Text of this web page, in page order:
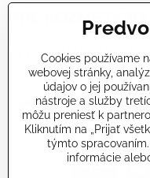
PRE KOZMETIČKY
VÝHODNÁ PONUKA
NÁVODY OŠETRENÍ -
ŠKOLENIE
Cookies používame
webovej stránky,
údajov o jej
nástroje a služby
môžu preniesť k
Kliknutím na „Prijať
týmto
informácie